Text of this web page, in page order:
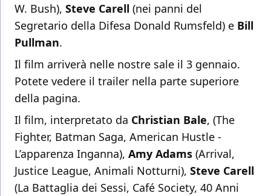
W. Bush), Steve Carell (nei panni del
Segretario della Difesa Donald Rumsfeld) e Bill
Pullman.
Il film arriverà nelle nostre sale il 3 gennaio.
Potete vedere il trailer nella parte superiore
della pagina.
Il film, interpretato da Christian Bale, (The
Fighter, Batman Saga, American Hustle -
L’apparenza Inganna), Amy Adams (Arrival,
Justice League, Animali Notturni), Steve Carell
(La Battaglia dei Sessi, Café Society, 40 Anni